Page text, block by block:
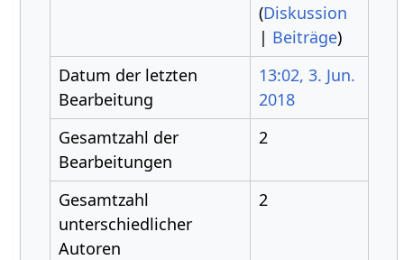
(Diskussion
| Beiträge)
Datum der letzten
Bearbeitung
13:02, 3. Jun.
2018
Gesamtzahl der
Bearbeitungen
2
Gesamtzahl
unterschiedlicher
Autoren
2